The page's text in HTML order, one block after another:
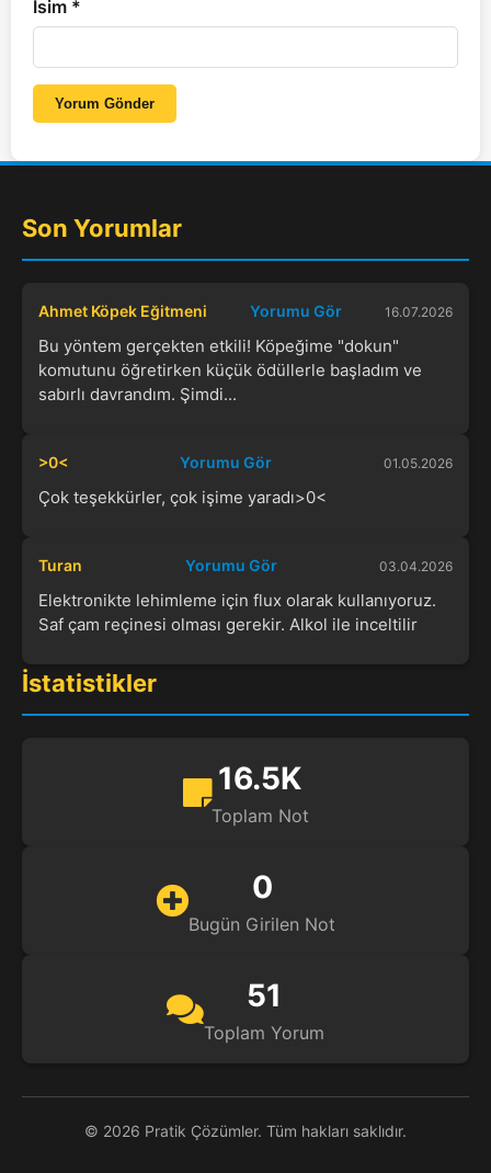
İsim *
Yorum Gönder
Son Yorumlar
Ahmet Köpek Eğitmeni Yorumu Gör 16.07.2026
Bu yöntem gerçekten etkili! Köpeğime "dokun"
komutunu öğretirken küçük ödüllerle başladım ve
sabırlı davrandım. Şimdi...
>0< Yorumu Gör 01.05.2026
Çok teşekkürler, çok işime yaradı>0<
Turan Yorumu Gör 03.04.2026
Elektronikte lehimleme için flux olarak kullanıyoruz.
Saf çam reçinesi olması gerekir. Alkol ile inceltilir
İstatistikler
16.5K
Toplam Not
0
Bugün Girilen Not
51
Toplam Yorum
© 2026 Pratik Çözümler. Tüm hakları saklıdır.